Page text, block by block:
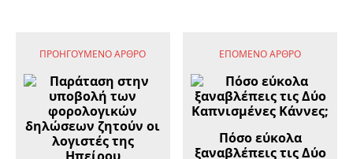
ΠΡΟΗΓΟΎΜΕΝΟ ΆΡΘΡΟ ΕΠΌΜΕΝΟ ΆΡΘΡΟ
Πόσο εύκολα
ξαναβλέπεις τις Δύο